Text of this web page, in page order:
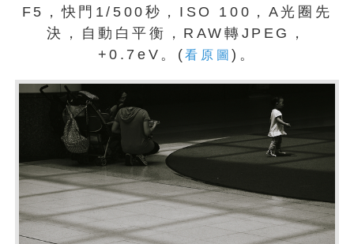
F5，快門1/500秒，ISO 100，A光圈先
決，自動白平衡，RAW轉JPEG，
+0.7eV。(看原圖 )。